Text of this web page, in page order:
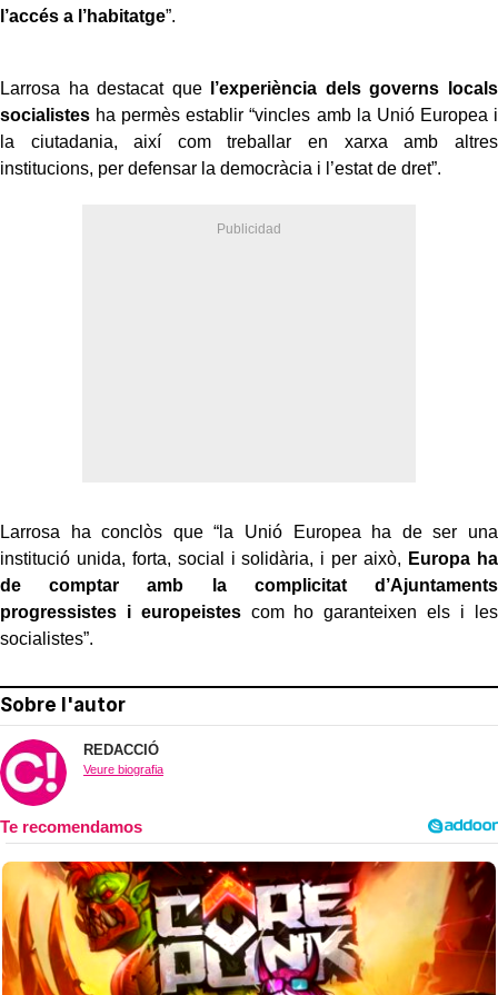
l’accés a l’habitatge”.
Larrosa ha destacat que
l’experiència dels governs locals
socialistes ha permès establir “vincles amb la Unió Europea i
la ciutadania, així com treballar en xarxa amb altres
institucions, per defensar la democràcia i l’estat de dret”.
Larrosa ha conclòs que “la Unió Europea ha de ser una
institució unida, forta, social i solidària, i per això, Europa ha
de comptar amb la complicitat d’Ajuntaments
progressistes i europeistescom ho garanteixen els i les
socialistes”.
Sobre l'autor
REDACCIÓ
Veure biografia